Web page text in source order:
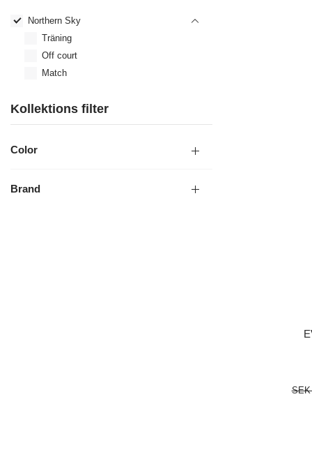
Northern Sky
Träning
Off court
Match
Kollektions filter
Color
Brand
SEK